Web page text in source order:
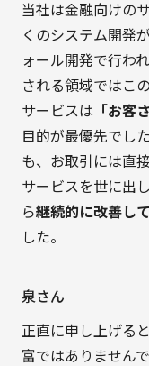
当社は金融向けの
くのシステム開発
ォール開発で行わ
される領域ではこ
サービスは 「お客
目的が最優先でし
も、お取引には直
サービスを世に出
ら継続的に改善し
した。
泉さん
正直に申し上げる
富ではありません